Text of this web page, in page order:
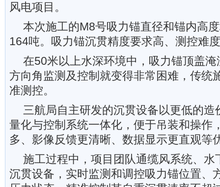
风电项目。
本次施工的M8号吸力锚直径和锚内高
164吨。吸力锚沉贯精度要求高、测控难
在50米以上水深环境中，吸力锚顶盖
方向角监测及控制就变得非常困难，传统
准测控。
三航局自主研发的沉贯设备以更低的
量化与控制系统一体化，便于吊装和操作
多、影像反馈更清晰、数据显示更直观等
施工过程中，项目团队通缆风系统、水
沉贯设备，实时监测和调控吸力锚位置、